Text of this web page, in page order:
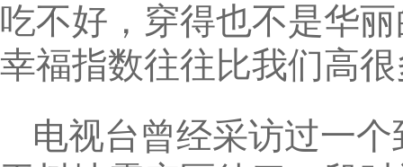
吃不好，穿得也不是华
幸福指数往往比我们高
电视台曾经采访过一